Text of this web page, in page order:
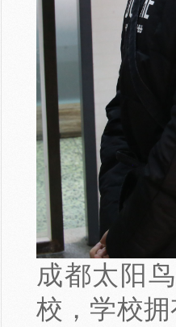
成都太阳鸟
校，学校